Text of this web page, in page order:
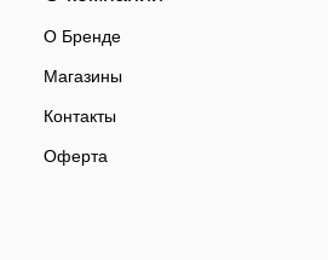
О Бренде
Магазины
Контакты
Оферта